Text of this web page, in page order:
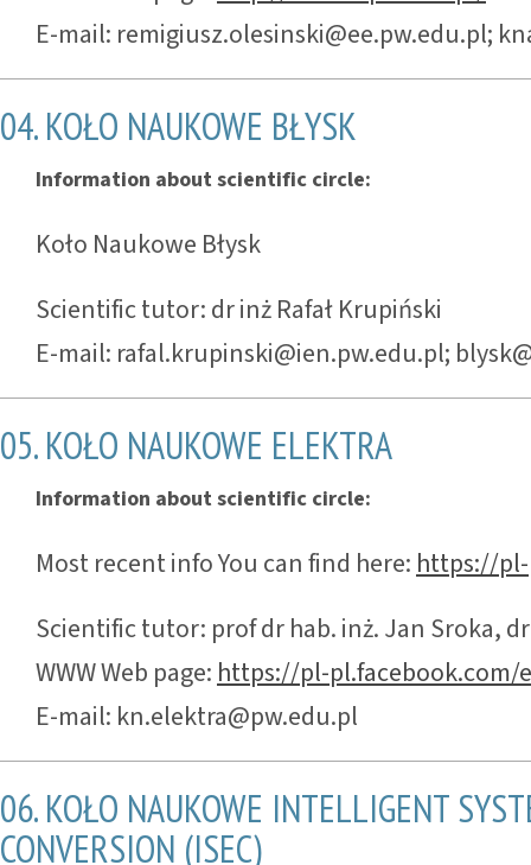
E-mail: remigiusz.olesinski@ee.pw.edu.pl;
04. KOŁO NAUKOWE BŁYSK
Information about scientific circle:
Koło Naukowe Błysk
Scientific tutor: dr inż Rafał Krupiński
E-mail: rafal.krupinski@ien.pw.edu.pl;
05. KOŁO NAUKOWE ELEKTRA
Information about scientific circle:
Most recent info You can find here: https://
Scientific tutor: prof dr hab. inż. Jan Sroka,
WWW Web page: https://pl-
E-mail: kn.elektra@pw.edu.pl
06. KOŁO NAUKOWE INTELLIGENT
CONVERSION (ISEC)